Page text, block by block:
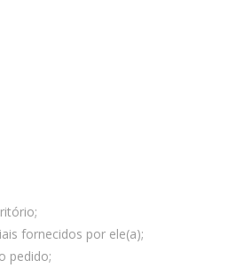
fornecidos por ele(a);
pedido;